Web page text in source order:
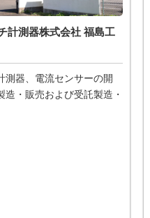
計測器株式会社 福島工
測器、電流センサーの開
造・販売および受託製造・